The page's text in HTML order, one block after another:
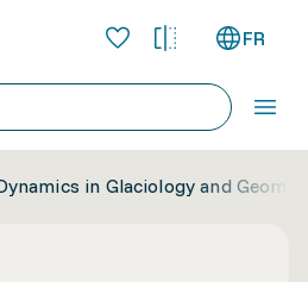
FR
in Glaciology and